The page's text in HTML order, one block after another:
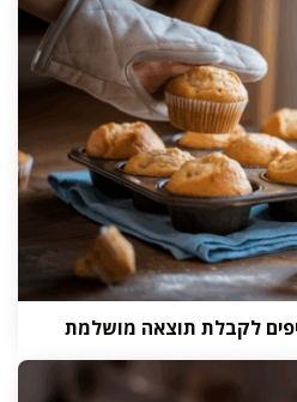
לקבלת תוצאה מושלמת